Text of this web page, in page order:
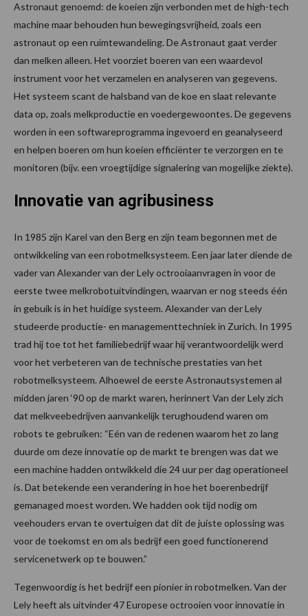
Astronaut genoemd: de koeien zijn verbonden met de high-tech
machine maar behouden hun bewegingsvrijheid, zoals een
astronaut op een ruimtewandeling. De Astronaut gaat verder
dan melken alleen. Het voorziet boeren van een waardevol
instrument voor het verzamelen en analyseren van gegevens.
Het systeem scant de halsband van de koe en slaat relevante
data op, zoals melkproductie en voedergewoontes. De gegevens
worden in een softwareprogramma ingevoerd en geanalyseerd
en helpen boeren om hun koeien efficiënter te verzorgen en te
monitoren (bijv. een vroegtijdige signalering van mogelijke ziekte).
Innovatie van agribusiness
In 1985 zijn Karel van den Berg en zijn team begonnen met de
ontwikkeling van een robotmelksysteem. Een jaar later diende de
vader van Alexander van der Lely octrooiaanvragen in voor de
eerste twee melkrobotuitvindingen, waarvan er nog steeds één
in gebuik is in het huidige systeem. Alexander van der Lely
studeerde productie- en managementtechniek in Zurich. In 1995
trad hij toe tot het familiebedrijf waar hij verantwoordelijk werd
voor het verbeteren van de technische prestaties van het
robotmelksysteem. Alhoewel de eerste Astronautsystemen al
midden jaren ‘90 op de markt waren, herinnert Van der Lely zich
dat melkveebedrijven aanvankelijk terughoudend waren om
robots te gebruiken: “Eén van de redenen waarom het zo lang
duurde om deze innovatie op de markt te brengen was dat we
een machine hadden ontwikkeld die 24 uur per dag operationeel
is. Dat betekende een verandering in hoe het boerenbedrijf
gemanaged moest worden. We hadden ook tijd nodig om
veehouders ervan te overtuigen dat dit de juiste oplossing was
voor de toekomst en om als bedrijf een goed functionerend
servicenetwerk op te bouwen.”
Tegenwoordig is het bedrijf een pionier in robotmelken. Van der
Lely heeft als uitvinder 47 Europese octrooien voor innovatie in